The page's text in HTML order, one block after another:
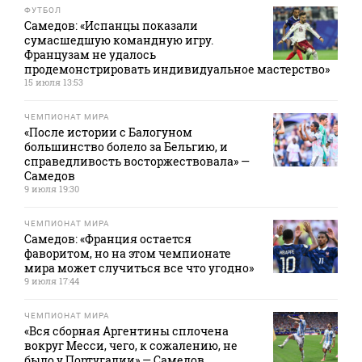
ФУТБОЛ
Самедов: «Испанцы показали
сумасшедшую командную игру.
Французам не удалось
продемонстрировать индивидуальное мастерство»
15 июля 13:53
ЧЕМПИОНАТ МИРА
«После истории с Балогуном
большинство болело за Бельгию, и
справедливость восторжествовала» —
Самедов
9 июля 19:30
ЧЕМПИОНАТ МИРА
Самедов: «Франция остается
фаворитом, но на этом чемпионате
мира может случиться все что угодно»
9 июля 17:44
ЧЕМПИОНАТ МИРА
«Вся сборная Аргентины сплочена
вокруг Месси, чего, к сожалению, не